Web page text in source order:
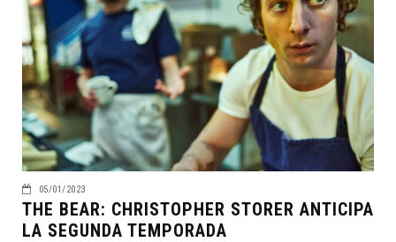
05/01/2023
THE BEAR: CHRISTOPHER STORER ANTICIPA
LA SEGUNDA TEMPORADA